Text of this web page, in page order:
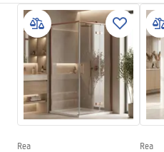
Farba
Typ výtoku
Materiál
Rozsah výtoku
Výška
Technológia povrchovej úpravy
Priemer pripojenia
Návod na montáž
manual
manual podt.pdf
Rea Rea